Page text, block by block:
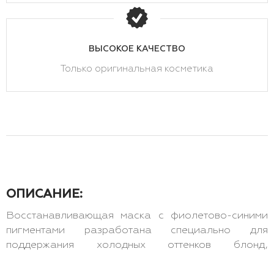
ВЫСОКОЕ КАЧЕСТВО
Только оригинальная косметика
ОПИСАНИЕ:
Восстанавливающая маска с фиолетово-синими
пигментами разработана специально для
поддержания холодных оттенков блонд,